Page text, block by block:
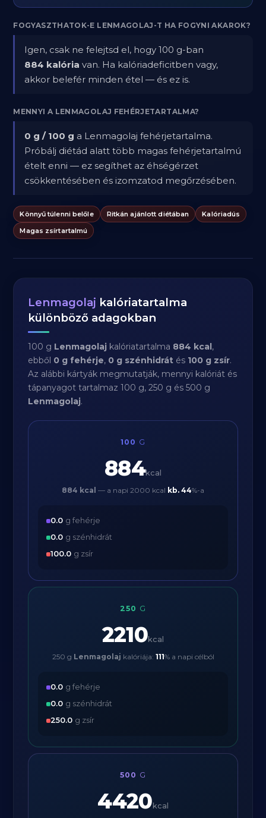
FOGYASZTHATOK-E LENMAGOLAJ-T HA FOGYNI AKAROK?
Igen, csak ne felejtsd el, hogy 100 g-ban
884 kalória van. Ha kalóriadeficitben vagy,
akkor belefér minden étel — és ez is.
MENNYI A LENMAGOLAJ FEHÉRJETARTALMA?
0 g / 100 g a Lenmagolaj fehérjetartalma.
Próbálj diétád alatt több magas fehérjetartalmú
ételt enni — ez segíthet az éhségérzet
csökkentésében és izomzatod megőrzésében.
Könnyű túlenni belőle Ritkán ajánlott diétában
Kalóriadús
Magas zsírtartalmú
Lenmagolaj kalóriatartalma
különböző adagokban
100 g Lenmagolaj kalóriatartalma 884 kcal,
ebből 0 g fehérje, 0 g szénhidrát és 100 g zsír.
Az alábbi kártyák megmutatják, mennyi kalóriát és
tápanyagot tartalmaz 100 g, 250 g és 500 g
Lenmagolaj.
100 G
884kcal
884 kcal — a napi 2000 kcal kb. 44%-a
0.0 g fehérje
0.0 g szénhidrát
100.0 g zsír
250 G
2210kcal
250 g Lenmagolaj kalóriája: 111% a napi célból
0.0 g fehérje
0.0 g szénhidrát
250.0 g zsír
500 G
4420 kcal